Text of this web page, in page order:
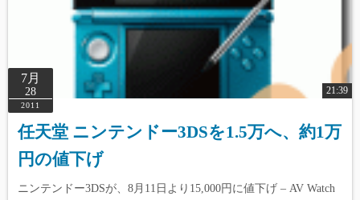
7月
28
2011
21:39
任天堂 ニンテンドー3DSを1.5万へ、約1万
円の値下げ
ニンテンドー3DSが、8月11日より15,000円に値下げ – AV Watch